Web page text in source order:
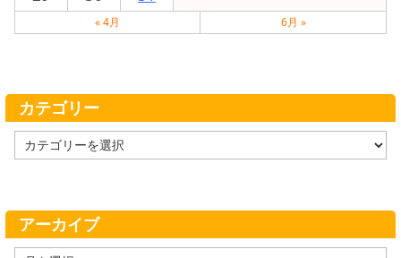
« 4月 6月 »
カテゴリー
テ
ー
アーカイブ